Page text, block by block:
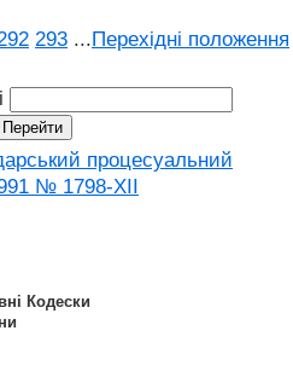
293 ...Перехідні положення
процесуальний
№ 1798-XII
Кодески